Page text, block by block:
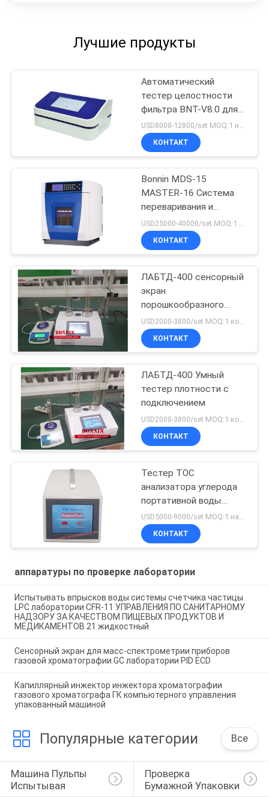
Лучшие продукты
Автоматический
тестер целостности
фильтра BNT-V8.0 для
фильтров капсулы и
мембраны
ультрафильтрования
USD8000-12800/set MOQ:1 набор
КОНТАКТ
Bonnin MDS-15
MASTER-16 Система
переваривания и
экстракции микроволн USD25000-40000/set MOQ:1 набор
КОНТАКТ
ЛАБТД-400 сенсорный
экран
порошкообразного
теста плотности
КОНТАКТ
ЛАБТД-400 Умный
тестер плотности с
подключением
КОНТАКТ
Тестер TOC
анализатора углерода
портативной воды
впрыски TA-2.0 онлайн
автономный полный
органический
USD5000-9000/set MOQ:1 набор
КОНТАКТ
аппаратуры по проверке лаборатории
Испытывать впрысков воды системы счетчика частицы
LPC лаборатории CFR-11 УПРАВЛЕНИЯ ПО САНИТАРНОМУ
НАДЗОРУ ЗА КАЧЕСТВОМ ПИЩЕВЫХ ПРОДУКТОВ И
МЕДИКАМЕНТОВ 21 жидкостный
Сенсорный экран для масс-спектрометрии приборов
газовой хроматографии GC лаборатории PID ECD
Капиллярный инжектор инжектора хроматографии
газового хроматографа ГК компьютерного управления
упакованный машиной
Популярные категории Все
Машина Пульпы
Испытывая
Проверка
Бумажной Упаковки